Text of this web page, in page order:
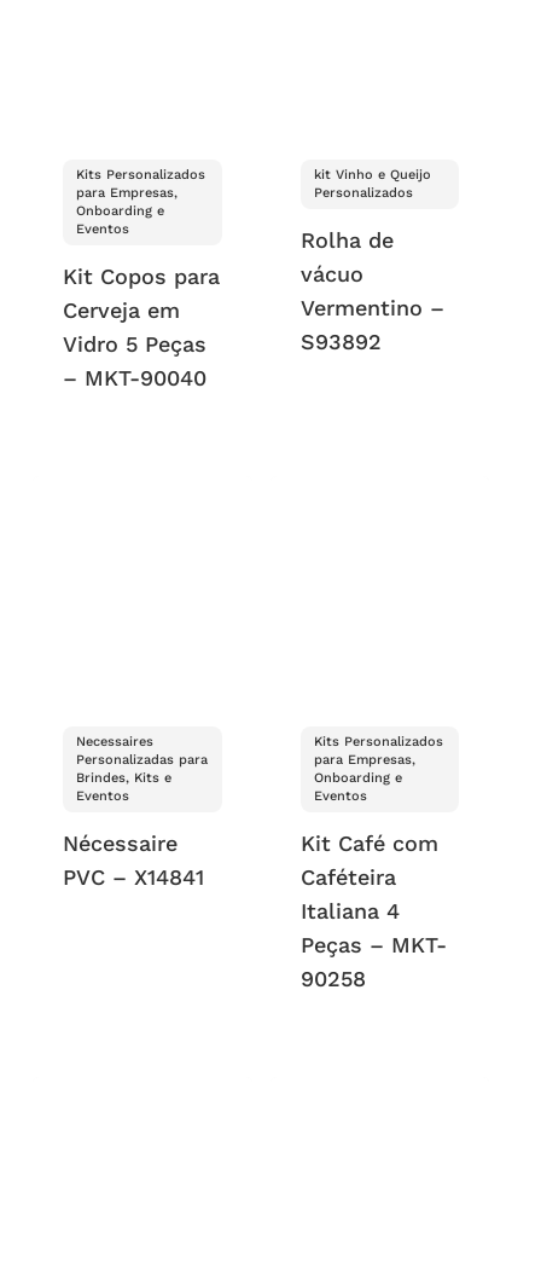
Kits Personalizados
para Empresas,
Onboarding e
Eventos
Kit Copos para
Cerveja em
Vidro 5 Peças
– MKT-90040
kit Vinho e Queijo
Personalizados
Rolha de
vácuo
Vermentino –
S93892
Necessaires
Personalizadas para
Brindes, Kits e
Eventos
Nécessaire
PVC – X14841
Kits Personalizados
para Empresas,
Onboarding e
Eventos
Kit Café com
Caféteira
Italiana 4
Peças – MKT-
90258